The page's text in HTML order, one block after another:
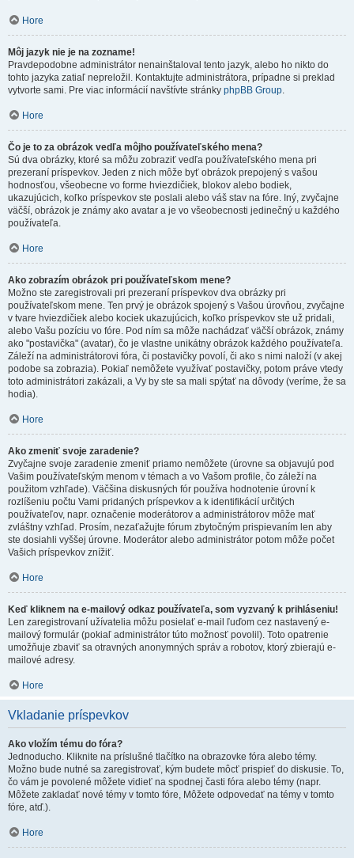
Hore
Môj jazyk nie je na zozname!
Pravdepodobne administrátor nenainštaloval tento jazyk, alebo ho nikto do
tohto jazyka zatiaľ nepreložil. Kontaktujte administrátora, prípadne si preklad
vytvorte sami. Pre viac informácií navštívte stránky phpBB Group.
Hore
Čo je to za obrázok vedľa môjho používateľského mena?
Sú dva obrázky, ktoré sa môžu zobraziť vedľa používateľského mena pri
prezeraní príspevkov. Jeden z nich môže byť obrázok prepojený s vašou
hodnosťou, všeobecne vo forme hviezdičiek, blokov alebo bodiek,
ukazujúcich, koľko príspevkov ste poslali alebo váš stav na fóre. Iný, zvyčajne
väčší, obrázok je známy ako avatar a je vo všeobecnosti jedinečný u každého
používateľa.
Hore
Ako zobrazím obrázok pri používateľskom mene?
Možno ste zaregistrovali pri prezeraní príspevkov dva obrázky pri
používateľskom mene. Ten prvý je obrázok spojený s Vašou úrovňou, zvyčajne
v tvare hviezdičiek alebo kociek ukazujúcich, koľko príspevkov ste už pridali,
alebo Vašu pozíciu vo fóre. Pod ním sa môže nachádzať väčší obrázok, známy
ako "postavička" (avatar), čo je vlastne unikátny obrázok každého používateľa.
Záleží na administrátorovi fóra, či postavičky povolí, či ako s nimi naloží (v akej
podobe sa zobrazia). Pokiaľ nemôžete využívať postavičky, potom práve vtedy
toto administrátori zakázali, a Vy by ste sa mali spýtať na dôvody (veríme, že sa
hodia).
Hore
Ako zmeniť svoje zaradenie?
Zvyčajne svoje zaradenie zmeniť priamo nemôžete (úrovne sa objavujú pod
Vašim používateľským menom v témach a vo Vašom profile, čo záleží na
použitom vzhľade). Väčšina diskusných fór používa hodnotenie úrovní k
rozlíšeniu počtu Vami pridaných príspevkov a k identifikácií určitých
používateľov, napr. označenie moderátorov a administrátorov môže mať
zvláštny vzhľad. Prosím, nezaťažujte fórum zbytočným prispievaním len aby
ste dosiahli vyššej úrovne. Moderátor alebo administrátor potom môže počet
Vašich príspevkov znížiť.
Hore
Keď kliknem na e-mailový odkaz používateľa, som vyzvaný k prihláseniu!
Len zaregistrovaní užívatelia môžu posielať e-mail ľuďom cez nastavený e-
mailový formulár (pokiaľ administrátor túto možnosť povolil). Toto opatrenie
umožňuje zbaviť sa otravných anonymných správ a robotov, ktorý zbierajú e-
mailové adresy.
Hore
Vkladanie príspevkov
Ako vložím tému do fóra?
Jednoducho. Kliknite na príslušné tlačítko na obrazovke fóra alebo témy.
Možno bude nutné sa zaregistrovať, kým budete môcť prispieť do diskusie. To,
čo vám je povolené môžete vidieť na spodnej časti fóra alebo témy (napr.
Môžete zakladať nové témy v tomto fóre, Môžete odpovedať na témy v tomto
fóre, atď.).
Hore